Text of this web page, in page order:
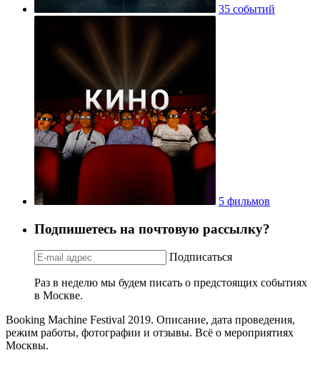
35 событий
5 фильмов
Подпишетесь на почтовую рассылку?
Подписаться
Раз в неделю мы будем писать о предстоящих событиях
в Москве.
Booking Machine Festival 2019. Описание, дата проведения,
режим работы, фотографии и отзывы. Всё о мероприятиях
Москвы.